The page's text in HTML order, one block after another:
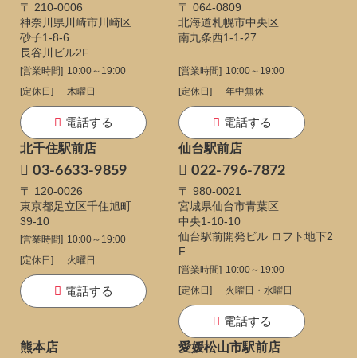
〒 210-0006
神奈川県川崎市川崎区
砂子1-8-6
長谷川ビル2F
[営業時間] 10:00～19:00
[定休日]
木曜日
電話する
〒 064-0809
北海道札幌市中央区
南九条西1-1-27
[営業時間] 10:00～19:00
[定休日]
年中無休
電話する
北千住駅前店
03-6633-9859
〒 120-0026
東京都足立区千住旭町
39-10
[営業時間] 10:00～19:00
[定休日]
火曜日
電話する
仙台駅前店
022-796-7872
〒 980-0021
宮城県仙台市青葉区
中央1-10-10
仙台駅前開発ビル ロフト地下2
F
[営業時間] 10:00～19:00
[定休日]
火曜日・水曜日
電話する
熊本店
愛媛松山市駅前店